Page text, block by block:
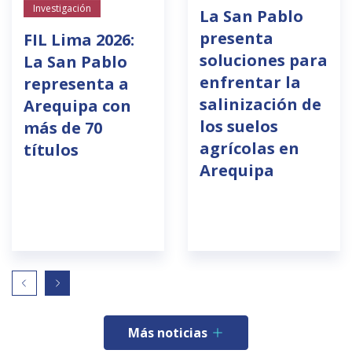
Investigación
FIL Lima 2026:
La San Pablo
representa a
Arequipa con
más de 70
títulos
La San Pablo
presenta
soluciones para
enfrentar la
salinización de
los suelos
agrícolas en
Arequipa
Más noticias